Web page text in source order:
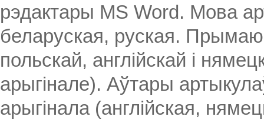
рэдактары MS Word. Мова
беларуская, руская.
польскай, англійскай і
арыгінале). Аўтары
арыгінала (англійская,